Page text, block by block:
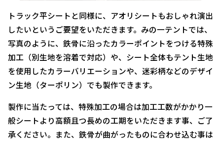
トラック平シートと同様に、アオリシートもおしゃれ演出
したいというご要望をいただきます。みの一テントでは、
写真のように、鉄骨に沿ったカラーポイントをつける特殊
加工（別生地を溶着で対応）や、シート全体もテント生地
を使用したカラーバリエーションや、迷彩柄などのデザイ
ン生地（ターポリン）でも製作できます。
製作に当たっては、特殊加工の場合は加工工数がかかり一
般シートより高額且つ長めの工期をいただきます事、ご了
承ください。また、鉄骨が曲がったものに合わせ込む事は